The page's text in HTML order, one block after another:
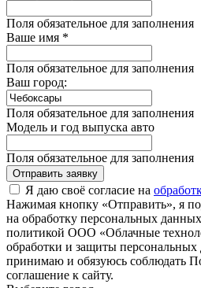
Поля обязательное для заполнения
Ваше имя *
Поля обязательное для заполнения
Ваш город:
Поля обязательное для заполнения
Модель и год выпуска авто
Поля обязательное для заполнения
Отправить заявку
Я даю своё согласие на
Нажимая кнопку «Отправить», я
на обработку персональных
политикой ООО «Облачные
обработки и защиты
принимаю и обязуюсь соблюдать
соглашение к сайту.